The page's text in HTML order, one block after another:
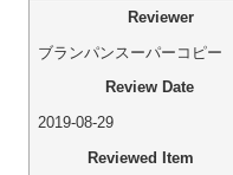
Reviewer
ブランパンスーパーコピー
Review Date
2019-08-29
Reviewed Item